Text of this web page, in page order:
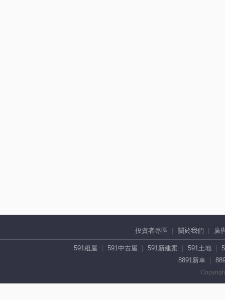
投資者專區 關於我們 廣
591租屋 591中古屋 591新建案 591土地
8891新車